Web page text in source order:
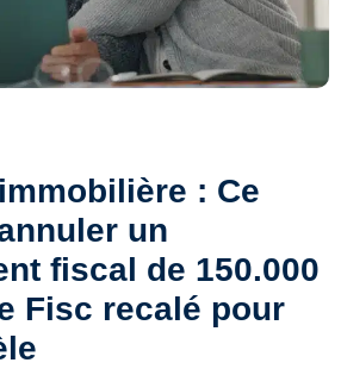
: Ce
un
fiscal de 150.000
Fisc recalé pour